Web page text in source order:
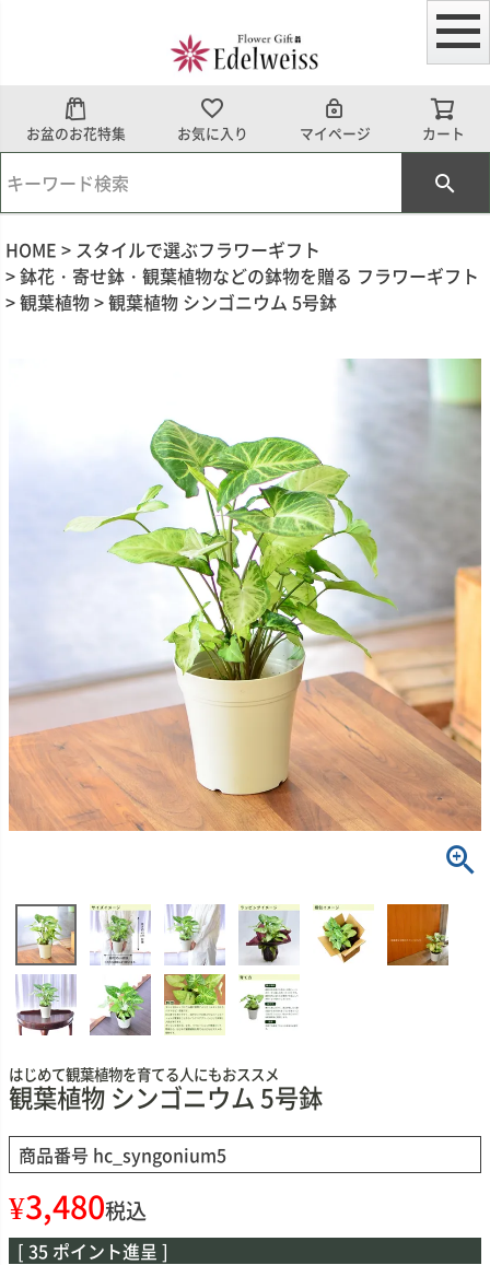
お盆のお花特集 お気に入り マイページ カート
HOME
スタイルで選ぶフラワーギフト
鉢花・寄せ鉢・観葉植物などの鉢物を贈る フラワーギフト
観葉植物
観葉植物 シンゴニウム 5号鉢
はじめて観葉植物を育てる人にもおススメ
観葉植物 シンゴニウム 5号鉢
商品番号 hc_syngonium5
¥3,480税込
[ 35 ポイント進呈 ]